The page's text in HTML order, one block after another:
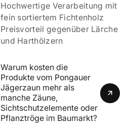
Hochwertige Verarbeitung mit
fein sortiertem Fichtenholz
Preisvorteil gegenüber Lärche
und Harthölzern
Warum kosten die
Produkte vom Pongauer
Jägerzaun mehr als
manche Zäune,
Sichtschutzelemente oder
Pflanztröge im Baumarkt?